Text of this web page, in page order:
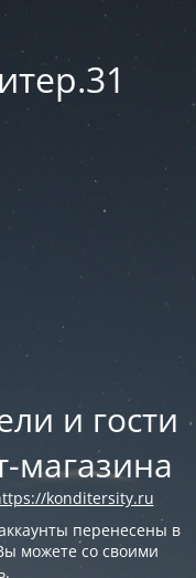
и гости
магазина
konditersity.ru
перенесены в
можете со своими
.